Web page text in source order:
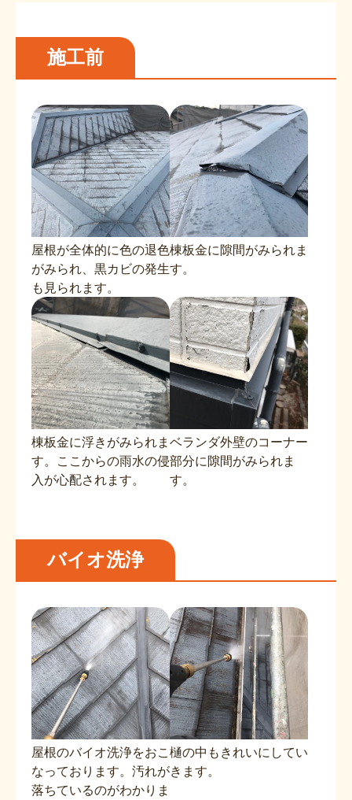
施工前
屋根が全体的に色の退色
がみられ、黒カビの発生
も見られます。
棟板金に隙間がみられま
す。
棟板金に浮きがみられま
す。ここからの雨水の侵
入が心配されます。
ベランダ外壁のコーナー
部分に隙間がみられま
す。
バイオ洗浄
屋根のバイオ洗浄をおこ
なっております。汚れが
落ちているのがわかりま
樋の中もきれいにしてい
きます。